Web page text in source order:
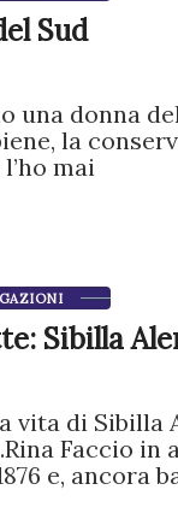
Sud
una donna
la
mai
Sibilla
vita di Sibilla
Faccio in
e, ancora